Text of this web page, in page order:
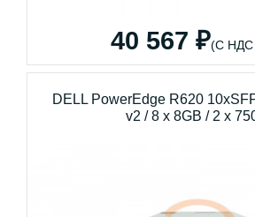
40 567 ₽(С НДС
DELL PowerEdge R620
v2 / 8 x 8GB / 2 x